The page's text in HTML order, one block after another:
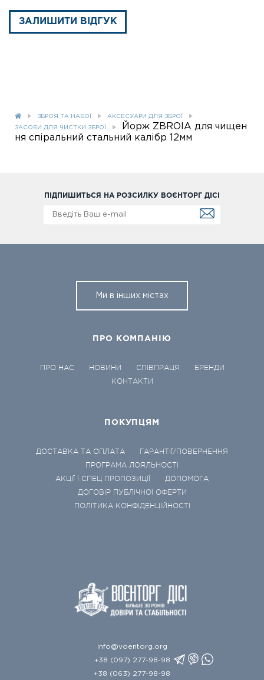
ЗАЛИШИТИ ВІДГУК
ЗБРОЯ ТА НАБОЇ АКСЕСУАРИ ДЛЯ ЗБРОЇ
ЗАСОБИ ДЛЯ ЧИСТКИ ЗБРОЇ
Йорж ZBROIA для чищен
ня спіральний стальний калібр 12мм
ПІДПИШИТЬСЯ НА РОЗСИЛКУ ВОЄНТОРГ ДІСІ
Ми в інших містах
ПРО КОМПАНІЮ
ПРО НАС НОВИНИ СПІВПРАЦЯ
БРЕНДИ
КОНТАКТИ
ПОКУПЦЯМ
ДОСТАВКА ТА ОПЛАТА
ГАРАНТІЇ/ПОВЕРНЕННЯ
ПРОГРАМА ЛОЯЛЬНОСТІ
АКЦІЇ І СПЕЦ ПРОПОЗИЦІЇ
ДОПОМОГА
ДОГОВІР ПУБЛІЧНОЇ ОФЕРТИ
ПОЛІТИКА КОНФІДЕНЦІЙНОСТІ
info@voentorg.org
+38 (097) 277-98-98
+38 (063) 277-98-98